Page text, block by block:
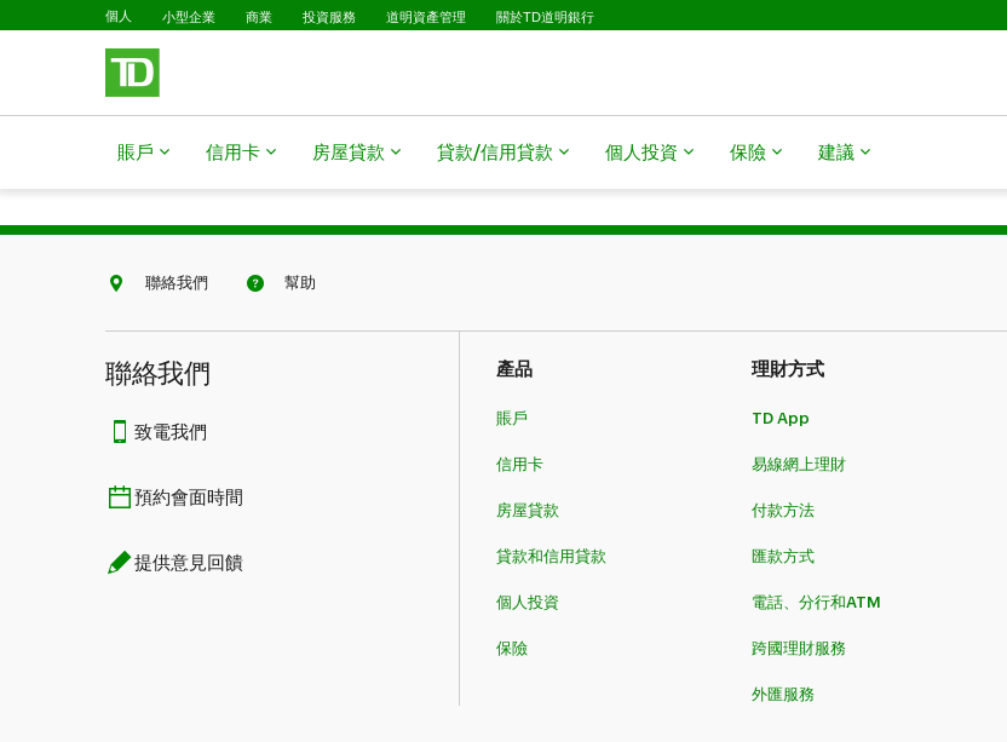
略過進入主要內容
個人 已選擇小型企業 商業 投資服務 道明資產管理 關於TD道明銀行
賬戶 信用卡 房屋貸款​​​​​​​ 貸款/信用貸款​​​​​​​ 個人投資 保險 建議
聯絡我們 幫助
聯絡我們
致電我們
預約會面時間
提供意見回饋
產品
賬戶
信用卡
房屋貸款​​​​​​​
貸款和信用貸款
個人投資
保險
理財方式​​​​​​​
TD App
易線網上理財
付款方法
匯款方式
電話、分行和ATM
跨國理財服務
外匯服務